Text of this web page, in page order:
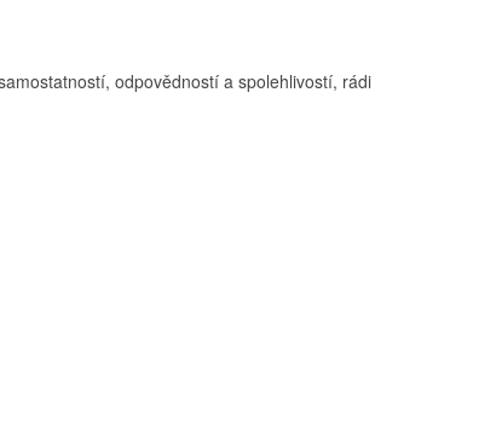
odpovědností a spolehlivostí, rádi